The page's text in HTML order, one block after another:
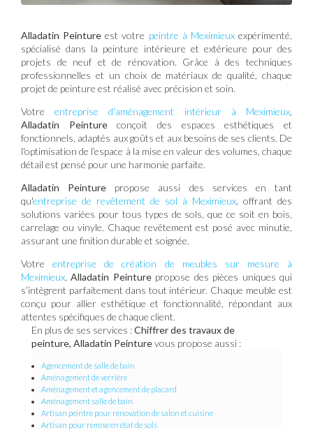
Alladatin Peinture est votre peintre à Meximieuxexpérimenté,
spécialisé dans la peinture intérieure et extérieure pour des
projets de neuf et de rénovation. Grâce à des techniques
professionnelles et un choix de matériaux de qualité, chaque
projet de peinture est réalisé avec précision et soin.
Votreentreprise d'aménagement intérieur à Meximieux
Alladatin Peintureconçoit des espaces esthétiques et
fonctionnels, adaptés aux goûts et aux besoins de ses clients. De
l'optimisation de l’espace à la mise en valeur des volumes, chaque
détail est pensé pour une harmonie parfaite.
Alladatin Peinture propose aussi des services en tant
qu'entreprise de revêtement de sol à Meximieux , offrant des
solutions variées pour tous types de sols, que ce soit en bois,
carrelage ou vinyle. Chaque revêtement est posé avec minutie,
assurant une finition durable et soignée.
Votreentreprise de création de meubles sur mesure à
Meximieux ,Alladatin Peinturepropose des pièces uniques qui
s’intègrent parfaitement dans tout intérieur. Chaque meuble est
conçu pour allier esthétique et fonctionnalité, répondant aux
attentes spécifiques de chaque client.
En plus de ses services :Chiffrer des travaux de
peinture, Alladatin Peinturevous propose aussi :
Agencement de salle de bain
Aménagement de verrière
Aménagement et agencement de placard
Aménagement salle de bain
Artisan peintre pour rénovation de salon et cuisine
Artisan pour remise en état de sols